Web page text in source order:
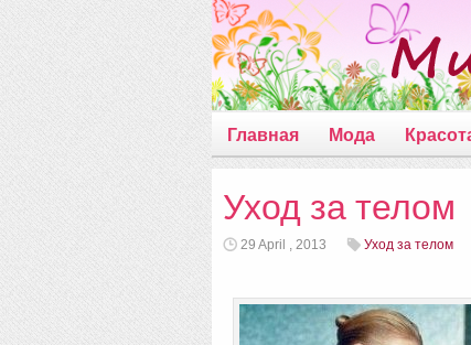
Главная Мода
Уход за телом
29 April , 2013 Уход за телом